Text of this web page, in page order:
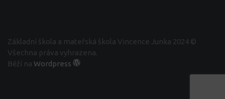
Základní škola a mateřská škola Vincence Junka 2024 ©
Všechna práva vyhrazena.
Běží na Wordpress